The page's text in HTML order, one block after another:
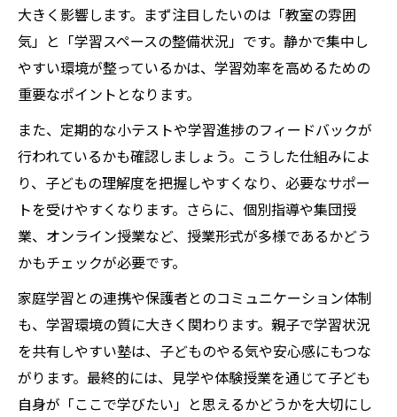
大きく影響します。まず注目したいのは「教室の雰囲
気」と「学習スペースの整備状況」です。静かで集中し
やすい環境が整っているかは、学習効率を高めるための
重要なポイントとなります。
また、定期的な小テストや学習進捗のフィードバックが
行われているかも確認しましょう。こうした仕組みによ
り、子どもの理解度を把握しやすくなり、必要なサポー
トを受けやすくなります。さらに、個別指導や集団授
業、オンライン授業など、授業形式が多様であるかどう
かもチェックが必要です。
家庭学習との連携や保護者とのコミュニケーション体制
も、学習環境の質に大きく関わります。親子で学習状況
を共有しやすい塾は、子どものやる気や安心感にもつな
がります。最終的には、見学や体験授業を通じて子ども
自身が「ここで学びたい」と思えるかどうかを大切にし